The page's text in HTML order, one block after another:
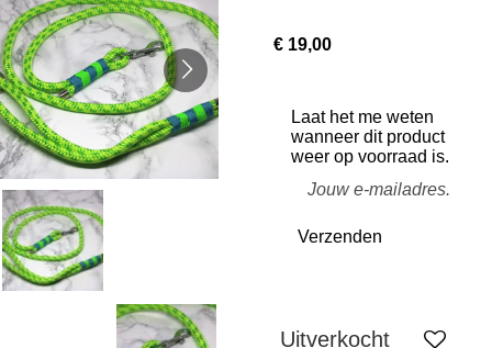
€ 19,00
Laat het me weten
wanneer dit product
weer op voorraad is.
Verzenden
Uitverkocht